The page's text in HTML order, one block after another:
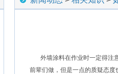
外墙涂料在作业时一定得注
前辈们做，但是一点的质疑态